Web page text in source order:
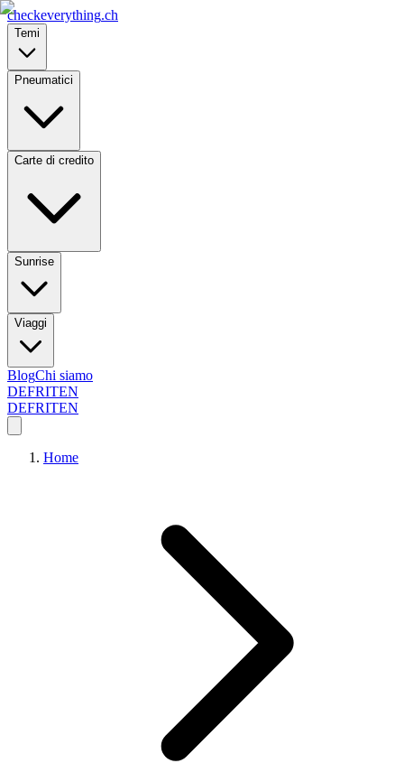
checkeverything.ch
Temi
Pneumatici
Carte di credito
Sunrise
Viaggi
BlogChi siamo
DEFRITEN
DEFRITEN
Home